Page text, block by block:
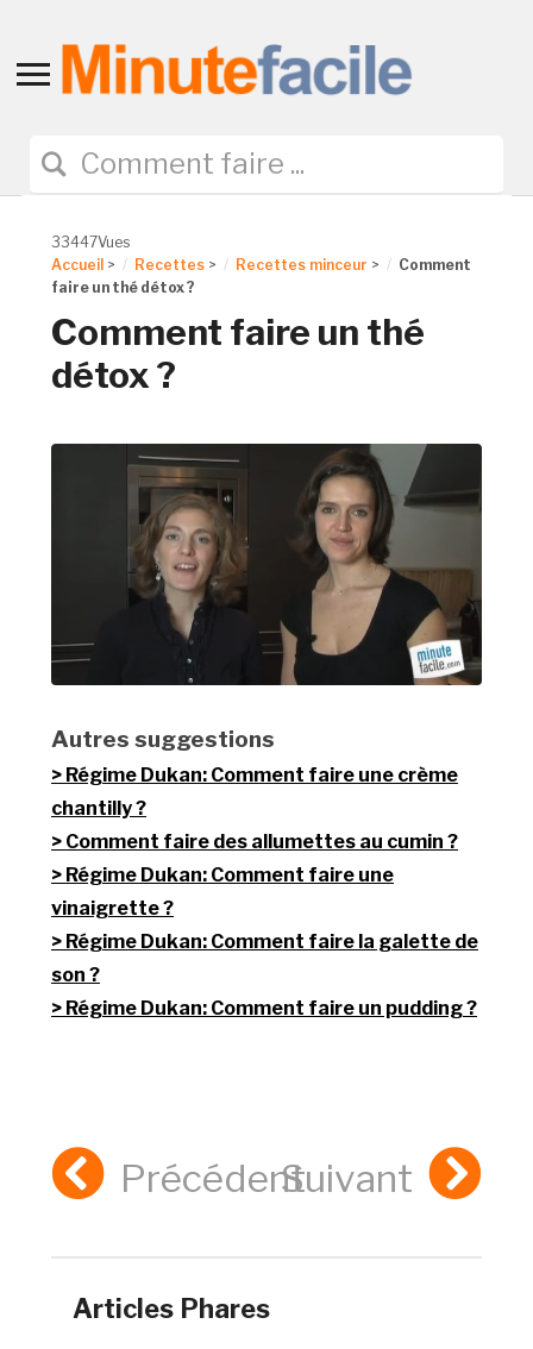
Toggle
navigation
33447Vues
Accueil > Recettes > Recettes minceur >
Comment
faire un thé détox ?
Comment faire un thé
détox ?
Autres suggestions
Régime Dukan: Comment faire une crème
chantilly ?
Comment faire des allumettes au cumin ?
Régime Dukan: Comment faire une
vinaigrette ?
Régime Dukan: Comment faire la galette de
son ?
Régime Dukan: Comment faire un pudding ?
PrécédentSuivant
Articles Phares